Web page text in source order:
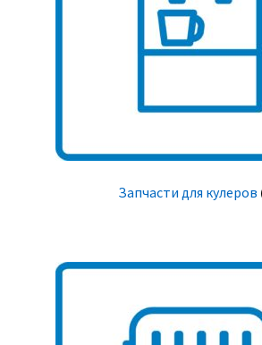
Запчасти для кулеров